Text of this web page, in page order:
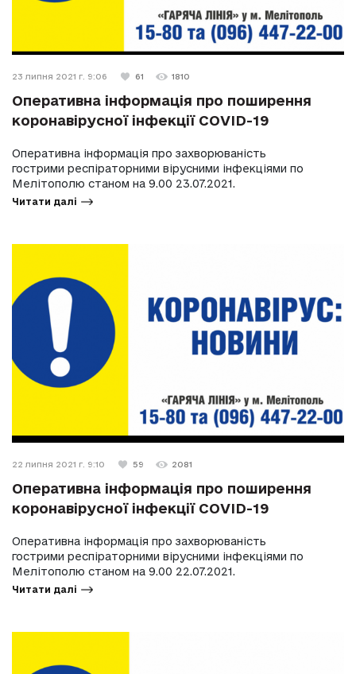
23 липня 2021 г. 9:06 61 1810
Оперативна інформація про поширення
коронавірусної інфекції COVID-19
Оперативна інформація про захворюваність
гострими респіраторними вірусними інфекціями по
Мелітополю станом на 9.00 23.07.2021.
Читати далі
22 липня 2021 г. 9:10 59 2081
Оперативна інформація про поширення
коронавірусної інфекції COVID-19
Оперативна інформація про захворюваність
гострими респіраторними вірусними інфекціями по
Мелітополю станом на 9.00 22.07.2021.
Читати далі